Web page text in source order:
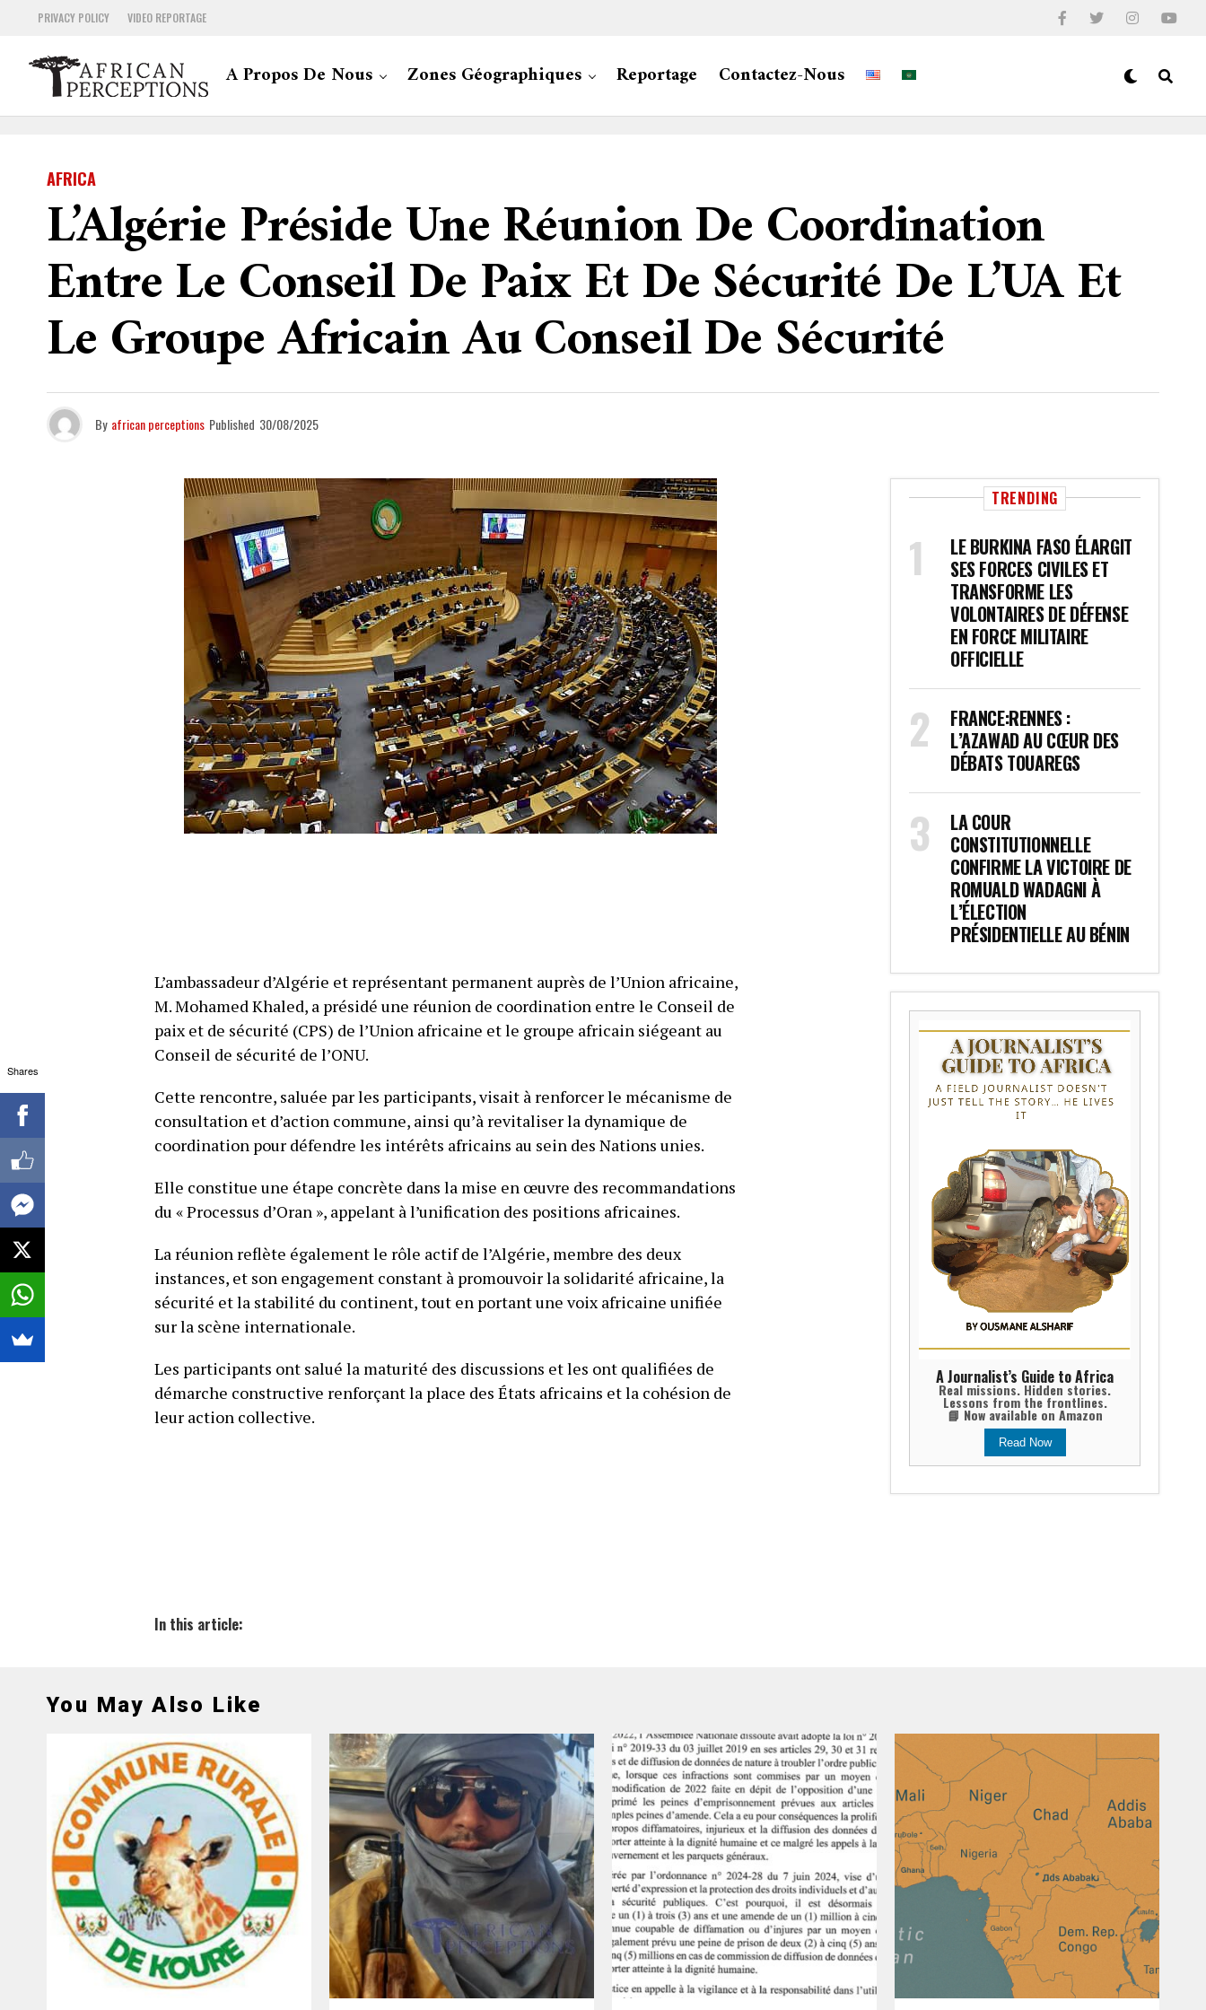
PRIVACY POLICY VIDEO REPORTAGE
A Propos De Nous Zones Géographiques Reportage Contactez-Nous
AFRICA
L’Algérie Préside Une Réunion De Coordination
Entre Le Conseil De Paix Et De Sécurité De L’UA Et
Le Groupe Africain Au Conseil De Sécurité
By african perceptions Published 30/08/2025
L’ambassadeur d’Algérie et représentant permanent auprès de l’Union africaine,
M. Mohamed Khaled, a présidé une réunion de coordination entre le Conseil de
paix et de sécurité (CPS) de l’Union africaine et le groupe africain siégeant au
Conseil de sécurité de l’ONU.
Cette rencontre, saluée par les participants, visait à renforcer le mécanisme de
consultation et d’action commune, ainsi qu’à revitaliser la dynamique de
coordination pour défendre les intérêts africains au sein des Nations unies.
Elle constitue une étape concrète dans la mise en œuvre des recommandations
du « Processus d’Oran », appelant à l’unification des positions africaines.
La réunion reflète également le rôle actif de l’Algérie, membre des deux
instances, et son engagement constant à promouvoir la solidarité africaine, la
sécurité et la stabilité du continent, tout en portant une voix africaine unifiée
sur la scène internationale.
Les participants ont salué la maturité des discussions et les ont qualifiées de
démarche constructive renforçant la place des États africains et la cohésion de
leur action collective.
In this article:
TRENDING
LE BURKINA FASO ÉLARGIT
SES FORCES CIVILES ET
TRANSFORME LES
VOLONTAIRES DE DÉFENSE
EN FORCE MILITAIRE
OFFICIELLE
FRANCE:RENNES :
L’AZAWAD AU CŒUR DES
DÉBATS TOUAREGS
LA COUR
CONSTITUTIONNELLE
CONFIRME LA VICTOIRE DE
ROMUALD WADAGNI À
L’ÉLECTION
PRÉSIDENTIELLE AU BÉNIN
A Journalist’s Guide to Africa
Real missions. Hidden stories.
Lessons from the frontlines.
📘 Now available on Amazon
Read Now
You May Also Like
Shares